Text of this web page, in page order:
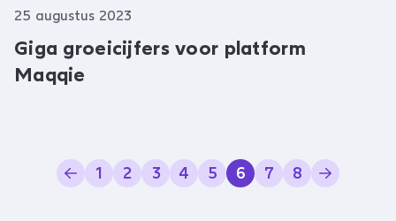
25 augustus 2023
Giga groeicijfers voor platform
Maqqie
1 2 3 4 5 6 7 8